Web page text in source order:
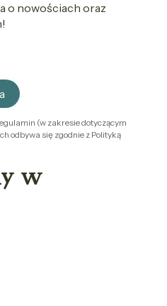
o nowościach oraz
(w zakresie dotyczącym
odbywa się zgodnie z Polityką
w